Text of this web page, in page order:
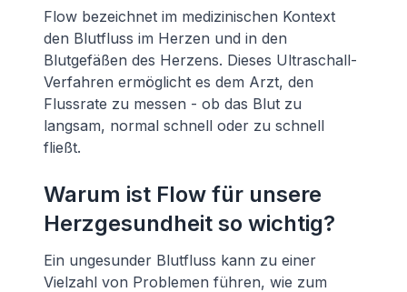
Flow bezeichnet im medizinischen Kontext
den Blutfluss im Herzen und in den
Blutgefäßen des Herzens. Dieses Ultraschall-
Verfahren ermöglicht es dem Arzt, den
Flussrate zu messen - ob das Blut zu
langsam, normal schnell oder zu schnell
fließt.
Warum ist Flow für unsere
Herzgesundheit so wichtig?
Ein ungesunder Blutfluss kann zu einer
Vielzahl von Problemen führen, wie zum